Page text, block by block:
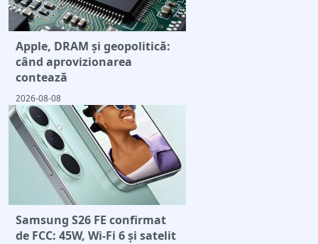
Apple, DRAM și geopolitică:
când aprovizionarea
contează
2026-08-08
Samsung S26 FE confirmat
de FCC: 45W, Wi-Fi 6 și satelit